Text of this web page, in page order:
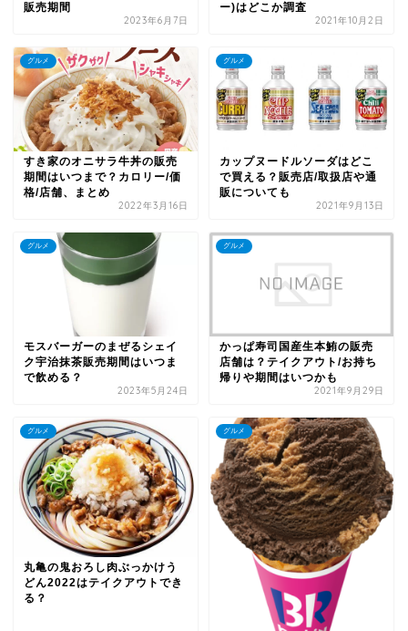
販売期間
2023年6月7日
ー)はどこか調査
2021年10月2日
グルメ
すき家のオニサラ牛丼の販売
期間はいつまで？カロリー/価
格/店舗、まとめ
2022年3月16日
グルメ
カップヌードルソーダはどこ
で買える？販売店/取扱店や通
販についても
2021年9月13日
グルメ
モスバーガーのまぜるシェイ
ク宇治抹茶販売期間はいつま
で飲める？
2023年5月24日
グルメ
かっぱ寿司国産生本鮪の販売
店舗は？テイクアウト/お持ち
帰りや期間はいつかも
2021年9月29日
グルメ
丸亀の鬼おろし肉ぶっかけう
どん2022はテイクアウトでき
る？
グルメ